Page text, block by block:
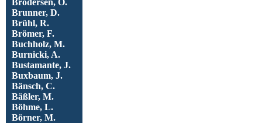
Brodersen, O.
Brunner, D.
Brühl, R.
Brömer, F.
Buchholz, M.
Burnicki, A.
Bustamante, J.
Buxbaum, J.
Bänsch, C.
Bäßler, M.
Böhme, L.
Börner, M.